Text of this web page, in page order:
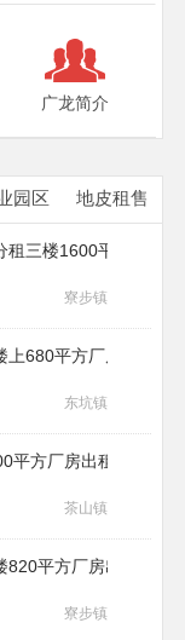
广龙简介
园区 地皮租售
租三楼1600平方带地
寮步镇
上680平方厂房出租现
东坑镇
平方厂房出租带喷淋
茶山镇
平方厂房出租
寮步镇